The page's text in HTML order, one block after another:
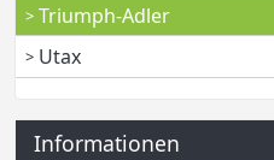
Triumph-Adler
Utax
Informationen